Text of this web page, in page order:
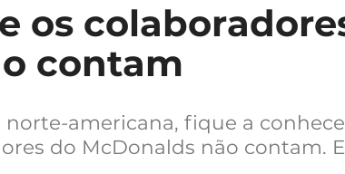
os
contam
norte-americana, fique a
do McDonalds não contam.